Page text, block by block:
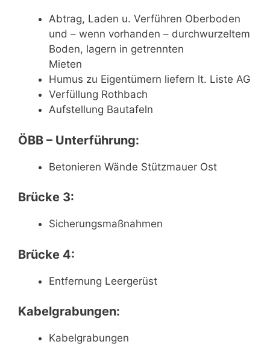
Abtrag, Laden u. Verführen Oberboden
und – wenn vorhanden – durchwurzeltem
Boden, lagern in getrennten
Mieten
Humus zu Eigentümern liefern lt. Liste AG
Verfüllung Rothbach
Aufstellung Bautafeln
ÖBB – Unterführung:
Betonieren Wände Stützmauer Ost
Brücke 3:
Sicherungsmaßnahmen
Brücke 4:
Entfernung Leergerüst
Kabelgrabungen:
Kabelgrabungen